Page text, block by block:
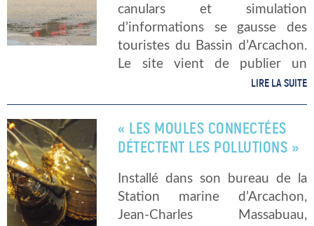
canulars et simulation
d’informations se gausse des
touristes du Bassin d’Arcachon.
Le site vient de publier un
article intitulé « Bassin
Parisiens, la préfecture va
mettre en place deux marées
hautes […]
LIRE LA SUITE
« LES MOULES CONNECTÉES
DÉTECTENT LES POLLUTIONS »
Installé dans son bureau de la
Station marine d’Arcachon,
Jean-Charles Massabuau,